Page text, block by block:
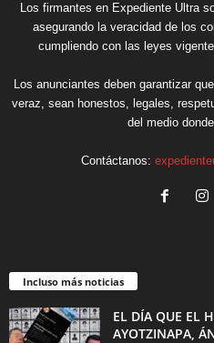
Los firmantes en Expediente Ultra
asegurando la veracidad de los
cumpliendo con las leyes
Los anunciantes deben garantizar
veraz, sean honestos, legales,
del medio
Contáctanos:
Incluso más noticias
EL DÍA QUE EL
AYOTZINAPA,